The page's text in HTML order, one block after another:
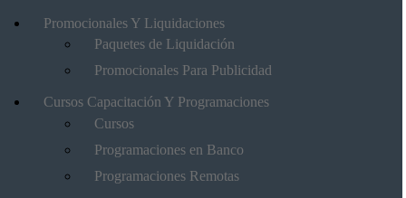
Promocionales Y Liquidaciones
Paquetes de Liquidación
Promocionales Para Publicidad
Cursos Capacitación Y Programaciones
Cursos
Programaciones en Banco
Programaciones Remotas